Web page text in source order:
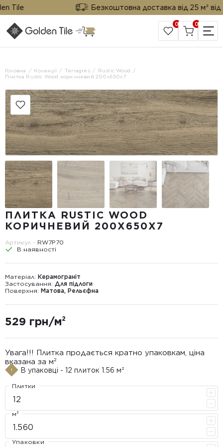
Tile Безкоштовна доставка від 25 м² від
САЙТ КОМПАНІЇ
0 0
Головна Колекції Terragres
Rustic Wood
Плитка Rustic Wood коричневий 200x650x7
ПЛИТКА RUSTIC WOOD
КОРИЧНЕВИЙ 200X650X7
Артикул - RW7P70
В наявності
Матеріал: Керамограніт
Застосування: Для підлоги
Поверхня: Матова, Рельєфна
529 грн/м²
Увага!!! Плитка продається кратно упаковкам, ціна
вказана за м²
В упаковці - 12 плиток 1.56 м²
Плитки
м²
Упаковки